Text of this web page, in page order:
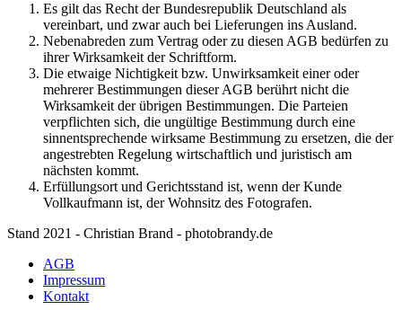
Es gilt das Recht der Bundesrepublik Deutschland als
vereinbart, und zwar auch bei Lieferungen ins Ausland.
Nebenabreden zum Vertrag oder zu diesen AGB bedürfen zu
ihrer Wirksamkeit der Schriftform.
Die etwaige Nichtigkeit bzw. Unwirksamkeit einer oder
mehrerer Bestimmungen dieser AGB berührt nicht die
Wirksamkeit der übrigen Bestimmungen. Die Parteien
verpflichten sich, die ungültige Bestimmung durch eine
sinnentsprechende wirksame Bestimmung zu ersetzen, die der
angestrebten Regelung wirtschaftlich und juristisch am
nächsten kommt.
Erfüllungsort und Gerichtsstand ist, wenn der Kunde
Vollkaufmann ist, der Wohnsitz des Fotografen.
Stand 2021 - Christian Brand - photobrandy.de
AGB
Impressum
Kontakt